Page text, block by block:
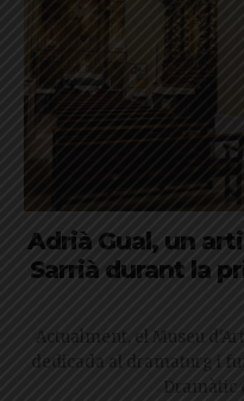
Adrià Gual, un
Sarrià durant la
Actualment, el Museu
dedicada al dramaturg i
Dramàtic